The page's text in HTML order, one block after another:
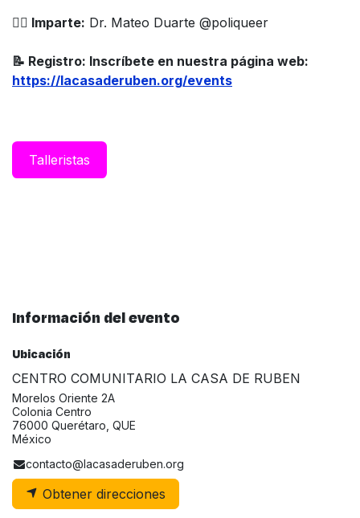
👨‍⚕️ Imparte: Dr. Mateo Duarte @poliqueer
📝 Registro: Inscríbete en nuestra página web:
https://lacasaderuben.org/events
Taller​istas
Información del evento
Ubicación
CENTRO COMUNITARIO LA CASA DE RUBEN
Morelos Oriente 2A
Colonia Centro
76000 Querétaro, QUE
México
contacto@lacasaderuben.org
Obtener direcciones